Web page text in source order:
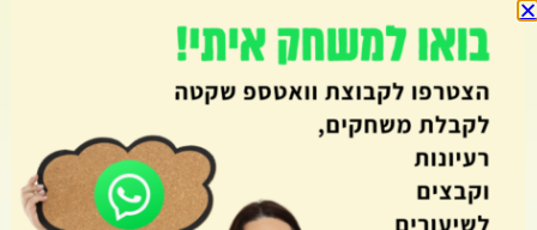
רכילות
רכישת קריאה
רפלקציה
שאילת שאלות
שבוע עליות
שבועות
שטף ודיוק קריאה